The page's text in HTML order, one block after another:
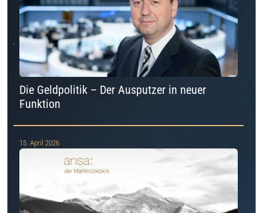
Die Geldpolitik – Der Ausputzer in neuer
Funktion
15. April 2026